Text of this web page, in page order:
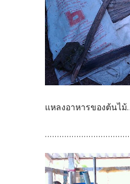
แหลงอาหารของต้นไม้